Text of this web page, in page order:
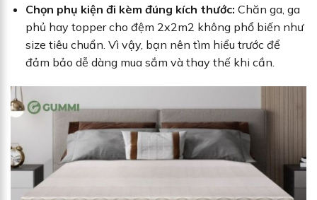
Chọn phụ kiện đi kèm đúng kích thước: Chăn ga, ga
phủ hay topper cho đệm 2x2m2 không phổ biến như
size tiêu chuẩn. Vì vậy, bạn nên tìm hiểu trước để
đảm bảo dễ dàng mua sắm và thay thế khi cần.